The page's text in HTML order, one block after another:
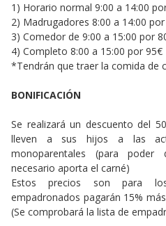
1) Horario normal 9:00 a 14:00
2) Madrugadores 8:00 a 14:00
3) Comedor de 9:00 a 15:00 por
4) Completo 8:00 a 15:00 por 95€
*Tendrán que traer la comida de
BONIFICACIÓN
Se realizará un descuento del
lleven a sus hijos a las
monoparentales (para
necesario aporta el carné)
Estos precios son para
empadronados pagarán 15%
(Se comprobará la lista de